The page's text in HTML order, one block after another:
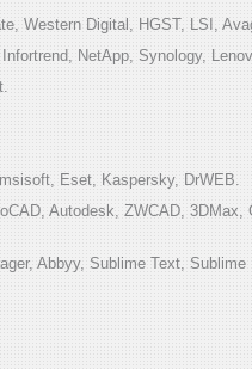
Western Digital, HGST, LSI,
NetApp, Synology,
Eset, Kaspersky, DrWEB.
Autodesk, ZWCAD, 3DMax,
Abbyy, Sublime Text, Sublime